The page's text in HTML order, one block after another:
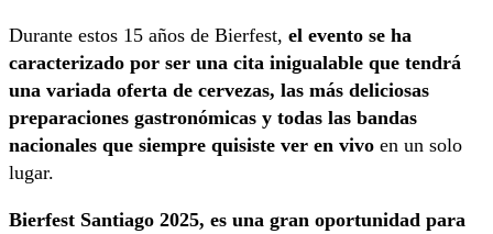
Durante estos 15 años de Bierfest, el evento se ha
caracterizado por ser una cita inigualable que tendrá
una variada oferta de cervezas, las más deliciosas
preparaciones gastronómicas y todas las bandas
nacionales que siempre quisiste ver en vivo en un solo
lugar.
Bierfest Santiago 2025, es una gran oportunidad para